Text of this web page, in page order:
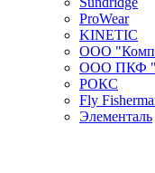
ProWear
KINETIC
ООО
ООО ПКФ
РОКС
Fly
Элементаль